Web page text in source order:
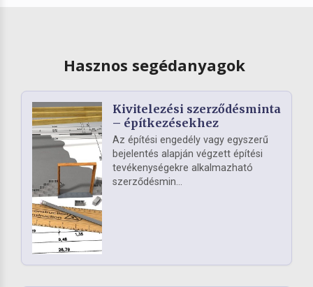
Hasznos segédanyagok
Kivitelezési szerződésminta
– építkezésekhez
Az építési engedély vagy egyszerű
bejelentés alapján végzett építési
tevékenységekre alkalmazható
szerződésmin...